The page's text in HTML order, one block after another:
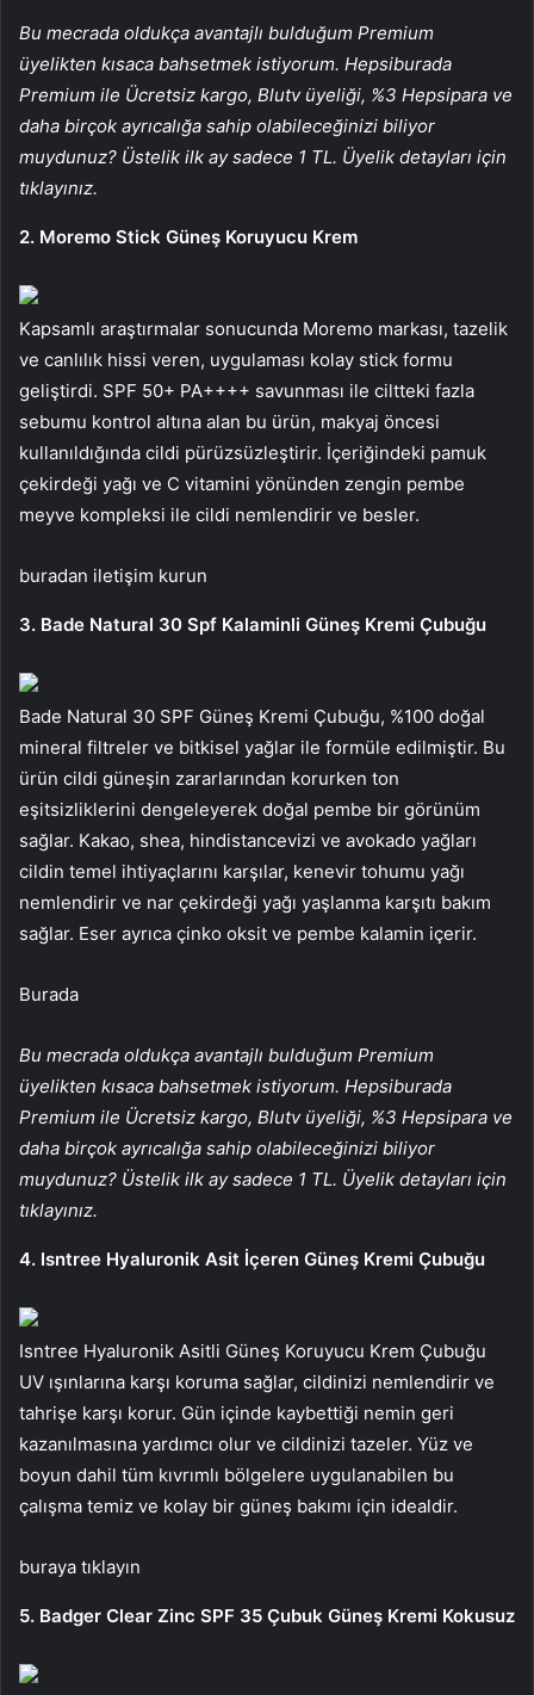
Bu mecrada oldukça avantajlı bulduğum Premium
üyelikten kısaca bahsetmek istiyorum. Hepsiburada
Premium ile Ücretsiz kargo, Blutv üyeliği, %3 Hepsipara ve
daha birçok ayrıcalığa sahip olabileceğinizi biliyor
muydunuz? Üstelik ilk ay sadece 1 TL. Üyelik detayları için
tıklayınız.
2. Moremo Stick Güneş Koruyucu Krem
Kapsamlı araştırmalar sonucunda Moremo markası, tazelik
ve canlılık hissi veren, uygulaması kolay stick formu
geliştirdi. SPF 50+ PA++++ savunması ile ciltteki fazla
sebumu kontrol altına alan bu ürün, makyaj öncesi
kullanıldığında cildi pürüzsüzleştirir. İçeriğindeki pamuk
çekirdeği yağı ve C vitamini yönünden zengin pembe
meyve kompleksi ile cildi nemlendirir ve besler.
buradan iletişim kurun
3. Bade Natural 30 Spf Kalaminli Güneş Kremi Çubuğu
Bade Natural 30 SPF Güneş Kremi Çubuğu, %100 doğal
mineral filtreler ve bitkisel yağlar ile formüle edilmiştir. Bu
ürün cildi güneşin zararlarından korurken ton
eşitsizliklerini dengeleyerek doğal pembe bir görünüm
sağlar. Kakao, shea, hindistancevizi ve avokado yağları
cildin temel ihtiyaçlarını karşılar, kenevir tohumu yağı
nemlendirir ve nar çekirdeği yağı yaşlanma karşıtı bakım
sağlar. Eser ayrıca çinko oksit ve pembe kalamin içerir.
Burada
Bu mecrada oldukça avantajlı bulduğum Premium
üyelikten kısaca bahsetmek istiyorum. Hepsiburada
Premium ile Ücretsiz kargo, Blutv üyeliği, %3 Hepsipara ve
daha birçok ayrıcalığa sahip olabileceğinizi biliyor
muydunuz? Üstelik ilk ay sadece 1 TL. Üyelik detayları için
tıklayınız.
4. Isntree Hyaluronik Asit İçeren Güneş Kremi Çubuğu
Isntree Hyaluronik Asitli Güneş Koruyucu Krem Çubuğu
UV ışınlarına karşı koruma sağlar, cildinizi nemlendirir ve
tahrişe karşı korur. Gün içinde kaybettiği nemin geri
kazanılmasına yardımcı olur ve cildinizi tazeler. Yüz ve
boyun dahil tüm kıvrımlı bölgelere uygulanabilen bu
çalışma temiz ve kolay bir güneş bakımı için idealdir.
buraya tıklayın
5. Badger Clear Zinc SPF 35 Çubuk Güneş Kremi Kokusuz